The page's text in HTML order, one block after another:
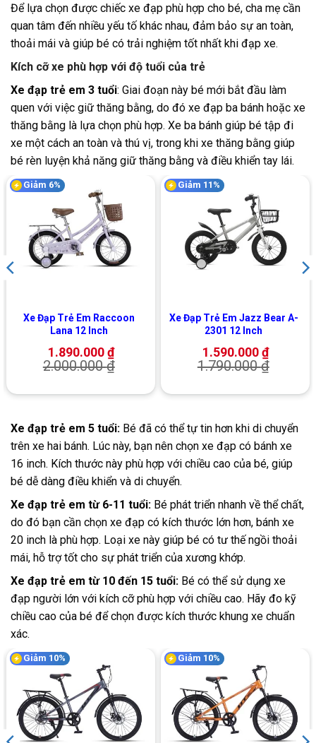
Để lựa chọn được chiếc xe đạp phù hợp cho bé, cha mẹ cần
quan tâm đến nhiều yếu tố khác nhau, đảm bảo sự an toàn,
thoải mái và giúp bé có trải nghiệm tốt nhất khi đạp xe.
Kích cỡ xe phù hợp với độ tuổi của trẻ
Xe đạp trẻ em 3 tuổi: Giai đoạn này bé mới bắt đầu làm
quen với việc giữ thăng bằng, do đó xe đạp ba bánh hoặc xe
thăng bằng là lựa chọn phù hợp. Xe ba bánh giúp bé tập đi
xe một cách an toàn và thú vị, trong khi xe thăng bằng giúp
bé rèn luyện khả năng giữ thăng bằng và điều khiển tay lái.
Giảm 6%
Xe Đạp Trẻ Em Raccoon
Lana 12 Inch
1.890.000₫
2.000.000₫
Giảm 11%
Xe Đạp Trẻ Em Jazz Bear A-
2301 12 Inch
1.590.000₫
1.790.000₫
Xe đạp trẻ em 5 tuổi: Bé đã có thể tự tin hơn khi di chuyển
trên xe hai bánh. Lúc này, bạn nên chọn xe đạp có bánh xe
16 inch. Kích thước này phù hợp với chiều cao của bé, giúp
bé dễ dàng điều khiển và di chuyển.
Xe đạp trẻ em từ 6-11 tuổi: Bé phát triển nhanh về thể chất,
do đó bạn cần chọn xe đạp có kích thước lớn hơn, bánh xe
20 inch là phù hợp. Loại xe này giúp bé có tư thế ngồi thoải
mái, hỗ trợ tốt cho sự phát triển của xương khớp.
Xe đạp trẻ em từ 10 đến 15 tuổi: Bé có thể sử dụng xe
đạp người lớn với kích cỡ phù hợp với chiều cao. Hãy đo kỹ
chiều cao của bé để chọn được kích thước khung xe chuẩn
xác.
Giảm 10% Giảm 10%